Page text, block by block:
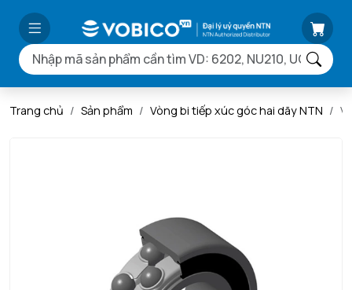
Trang chủ Sản phẩm Vòng bi tiếp xúc góc hai dãy NTN